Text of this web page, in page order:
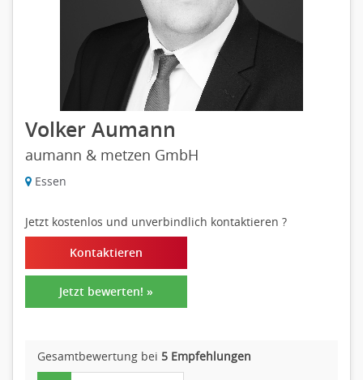
Volker Aumann
aumann & metzen GmbH
Essen
Jetzt kostenlos und unverbindlich kontaktieren ?
Kontaktieren
Jetzt bewerten! »
Gesamtbewertung bei 5 Empfehlungen